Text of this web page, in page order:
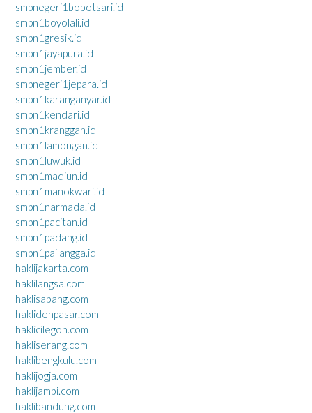
smpnegeri1bobotsari.id
smpn1boyolali.id
smpn1gresik.id
smpn1jayapura.id
smpn1jember.id
smpnegeri1jepara.id
smpn1karanganyar.id
smpn1kendari.id
smpn1kranggan.id
smpn1lamongan.id
smpn1luwuk.id
smpn1madiun.id
smpn1manokwari.id
smpn1narmada.id
smpn1pacitan.id
smpn1padang.id
smpn1pailangga.id
haklijakarta.com
haklilangsa.com
haklisabang.com
haklidenpasar.com
haklicilegon.com
hakliserang.com
haklibengkulu.com
haklijogja.com
haklijambi.com
haklibandung.com